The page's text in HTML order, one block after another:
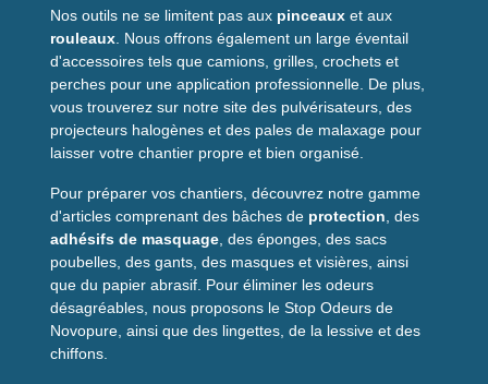
Pourquoi choisir ce
produit ?
Si vous cherchez une solution d' ancrage chimique
fiable et
polyvalente, ce lot répond aux besoins courants du chantier :
fixation solide pour charges lourdes, compatibilité avec les
pleine offre une excellente adhérence dans la résine, limitant
le risque de desserrage ou d'arrachement même sous
contrainte.
Conseils d'utilisation
Avant pose, respectez le procédé : perçage adapté,
dépoussiérage du trou, dosage et insertion corrects de
Nos outils ne se limitent pas aux pinceaux et aux
rouleaux . Nous offrons également un large éventail
d'accessoires tels que camions, grilles, crochets et
perches pour une application professionnelle. De plus,
vous trouverez sur notre site des pulvérisateurs, des
projecteurs halogènes et des pales de malaxage pour
laisser votre chantier propre et bien organisé.
Pour préparer vos chantiers, découvrez notre gamme
d'articles comprenant des bâches de protection , des
adhésifs de masquage , des éponges, des sacs
poubelles, des gants, des masques et visières, ainsi
que du papier abrasif. Pour éliminer les odeurs
désagréables, nous proposons le Stop Odeurs de
Novopure, ainsi que des lingettes, de la lessive et des
chiffons.